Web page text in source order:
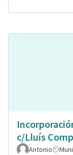
c/Lluís
Antonio